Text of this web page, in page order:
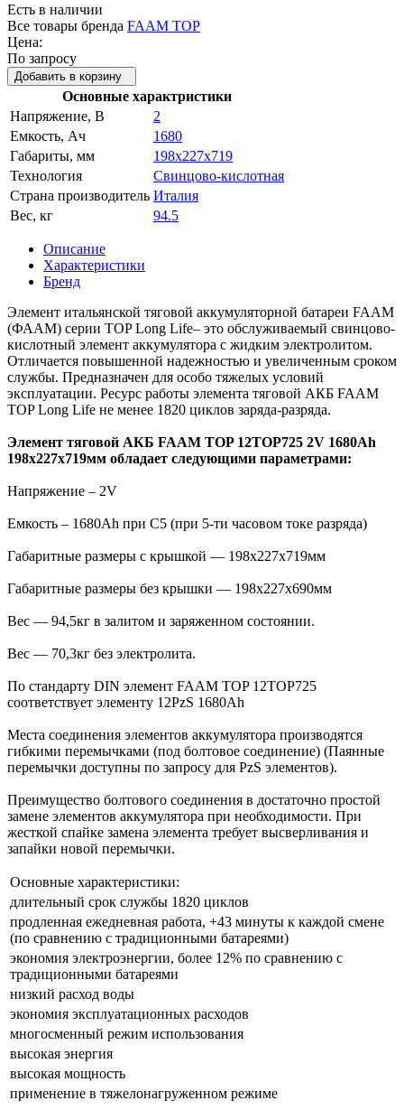
Есть в наличии
Все товары бренда FAAM TOP
Цена:
По запросу
Добавить в корзину
Основные характристики
Напряжение, В
2
Емкость, Ач
1680
Габариты, мм
198x227x719
Технология
Свинцово-кислотная
Страна производитель Италия
Вес, кг
94.5
Описание
Характеристики
Бренд
Элемент итальянской тяговой аккумуляторной батареи FAAM
(ФААМ) серии TOP Long Life– это обслуживаемый свинцово-
кислотный элемент аккумулятора с жидким электролитом.
Отличается повышенной надежностью и увеличенным сроком
службы. Предназначен для особо тяжелых условий
эксплуатации. Ресурс работы элемента тяговой АКБ FAAM
TOP Long Life не менее 1820 циклов заряда-разряда.
Элемент тяговой АКБ FAAM TOP 12TOP725 2V 1680Ah
198x227x719мм обладает следующими параметрами:
Напряжение – 2V
Емкость – 1680Ah при С5 (при 5-ти часовом токе разряда)
Габаритные размеры с крышкой — 198x227x719мм
Габаритные размеры без крышки — 198x227x690мм
Вес — 94,5кг в залитом и заряженном состоянии.
Вес — 70,3кг без электролита.
По стандарту DIN элемент FAAM TOP 12TOP725
соответствует элементу 12PzS 1680Ah
Места соединения элементов аккумулятора производятся
гибкими перемычками (под болтовое соединение) (Паянные
перемычки доступны по запросу для PzS элементов).
Преимущество болтового соединения в достаточно простой
замене элементов аккумулятора при необходимости. При
жесткой спайке замена элемента требует высверливания и
запайки новой перемычки.
Основные характеристики:
длительный срок службы 1820 циклов
продленная ежедневная работа, +43 минуты к каждой смене
(по сравнению с традиционными батареями)
экономия электроэнергии, более 12% по сравнению с
традиционными батареями
низкий расход воды
экономия эксплуатационных расходов
многосменный режим использования
высокая энергия
высокая мощность
применение в тяжелонагруженном режиме